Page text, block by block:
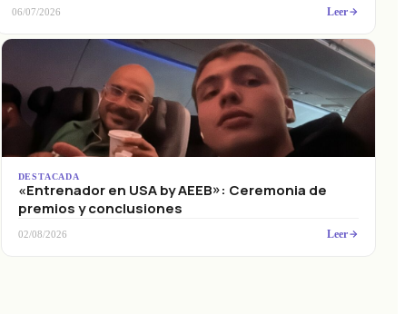
06/07/2026 Leer
DESTACADA
«Entrenador en USA by AEEB»: Ceremonia de
premios y conclusiones
02/08/2026 Leer